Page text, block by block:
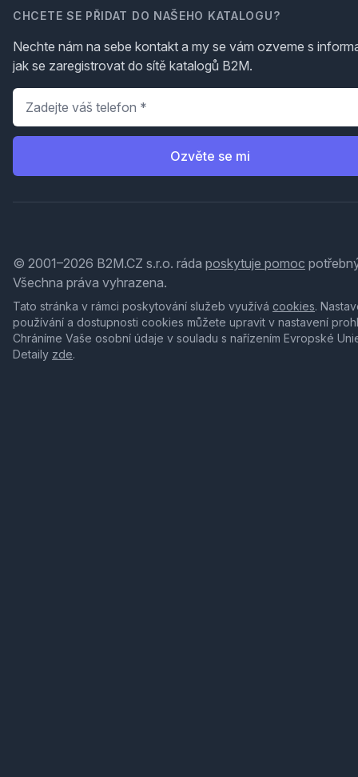
CHCETE SE PŘIDAT DO NAŠEHO KATALOGU?
Nechte nám na sebe kontakt a my se vám ozveme s
jak se zaregistrovat do sítě katalogů B2M.
Telefon
Ozvěte se mi
© 2001–2026 B2M.CZ s.r.o. ráda poskytuje pomoc
Všechna práva vyhrazena.
Tato stránka v rámci poskytování služeb využívá cookies.
používání a dostupnosti cookies můžete upravit v nastavení
Chráníme Vaše osobní údaje v souladu s nařízením Evropské
Detaily zde.